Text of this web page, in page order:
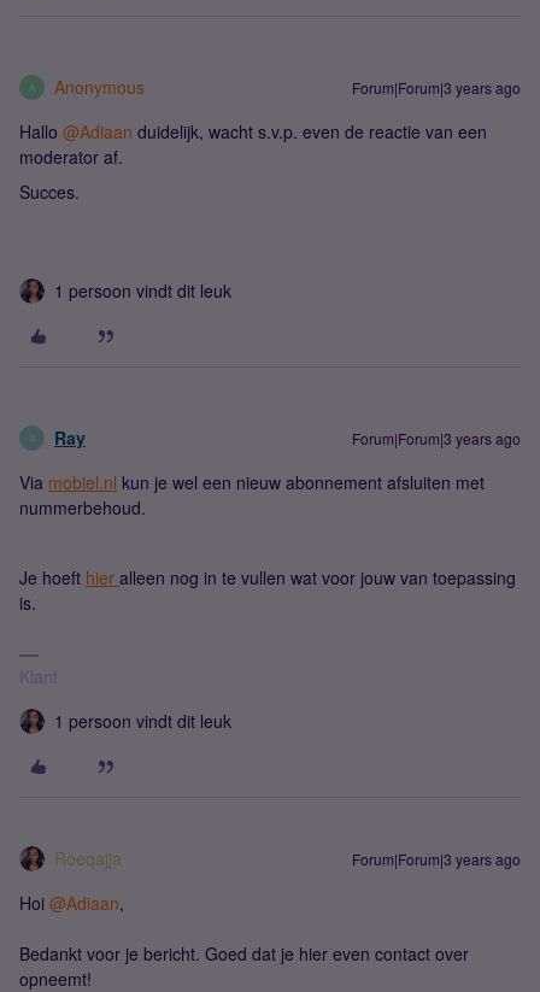
A Anonymous Forum|Forum|3 years ago
Hallo @Adiaan duidelijk, wacht s.v.p. even de reactie van een
moderator af.
Succes.
1 persoon vindt dit leuk
R Ray Forum|Forum|3 years ago
Via mobiel.nl kun je wel een nieuw abonnement afsluiten met
nummerbehoud.
Je hoeft hier alleen nog in te vullen wat voor jouw van toepassing
is.
Klant
1 persoon vindt dit leuk
Roeqajja Forum|Forum|3 years ago
Hoi @Adiaan,
Bedankt voor je bericht. Goed dat je hier even contact over
opneemt!